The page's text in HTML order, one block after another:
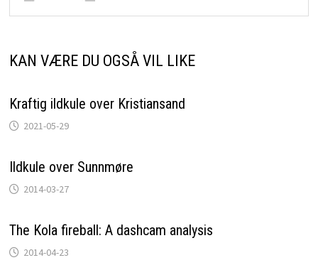
KAN VÆRE DU OGSÅ VIL LIKE
Kraftig ildkule over Kristiansand
2021-05-29
Ildkule over Sunnmøre
2014-03-27
The Kola fireball: A dashcam analysis
2014-04-23